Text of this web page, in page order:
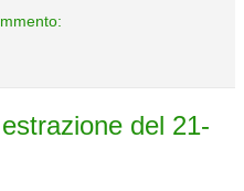
del 21-